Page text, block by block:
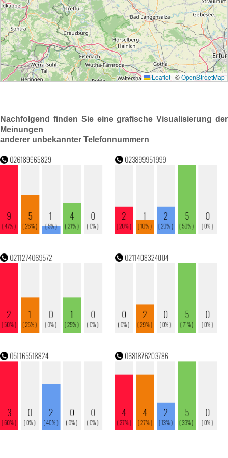
Nachfolgend finden Sie eine grafische Visualisierung der
Meinungen
anderer unbekannter Telefonnummern